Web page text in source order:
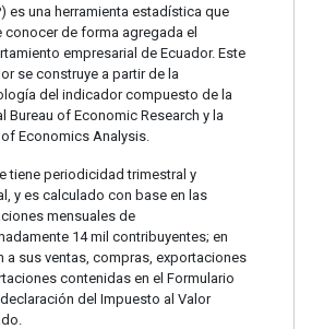
es una herramienta estadística que
conocer de forma agregada el
empresarial de Ecuador. Este
se construye a partir de la
del indicador compuesto de la
Bureau of Economic Research y la
of Economics Analysis.
tiene periodicidad trimestral y
y es calculado con base en las
mensuales de
14 mil contribuyentes; en
a sus ventas, compras, exportaciones
contenidas en el Formulario
del Impuesto al Valor